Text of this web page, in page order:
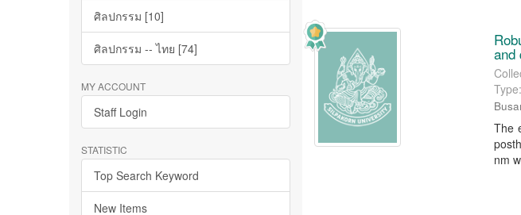
ศิลปกรรม [10]
ศิลปกรรม -- ไทย [74]
MY ACCOUNT
Staff Login
STATISTIC
Top Search Keyword
New Items
and
The
nm